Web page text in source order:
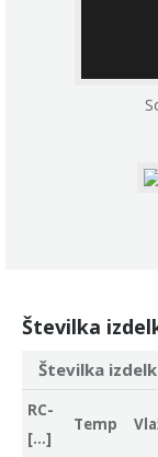
Številka
Številka
RC-
[…]
Temp